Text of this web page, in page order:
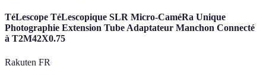
TéLescope TéLescopique SLR Micro-CaméRa Unique
Photographie Extension Tube Adaptateur Manchon Connecté
à T2M42X0.75
Rakuten FR